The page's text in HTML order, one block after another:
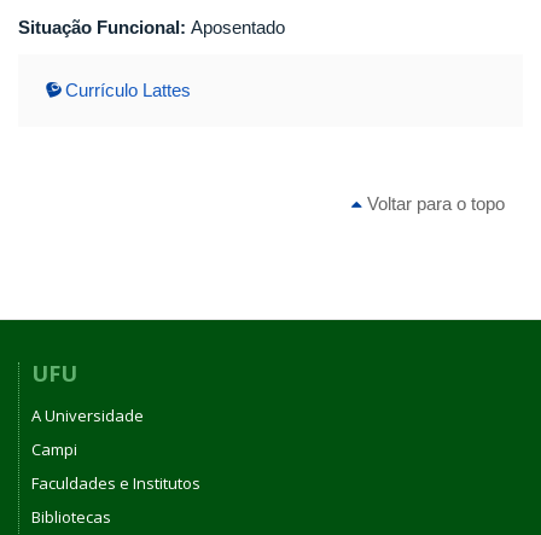
Situação Funcional: Aposentado
Currículo Lattes
Voltar para o topo
UFU
A Universidade
Campi
Faculdades e Institutos
Bibliotecas